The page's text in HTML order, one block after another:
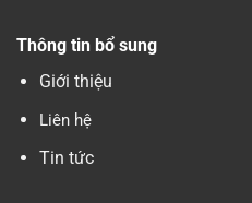
Thông tin bổ sung
Giới thiệu
Liên hệ
Tin tức